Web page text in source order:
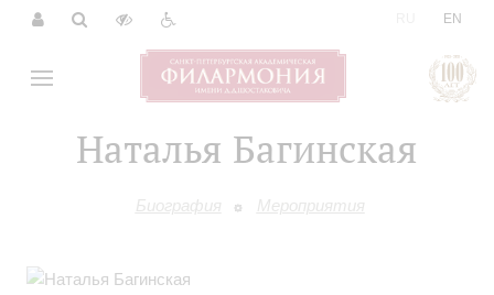
EN
Наталья Багинская
Биография Мероприятия